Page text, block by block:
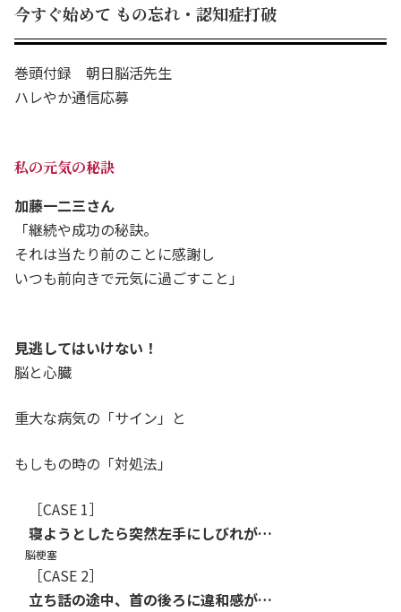
今すぐ始めて もの忘れ・認知症打破
巻頭付録 朝日脳活先生
ハレやか通信応募
私の元気の秘訣
加藤一二三さん
「継続や成功の秘訣。
それは当たり前のことに感謝し
いつも前向きで元気に過ごすこと」
見逃してはいけない！
脳と心臓
重大な病気の「サイン」と
もしもの時の「対処法」
［CASE 1］
寝ようとしたら突然左手にしびれが…
脳梗塞
［CASE 2］
立ち話の途中、首の後ろに違和感が…